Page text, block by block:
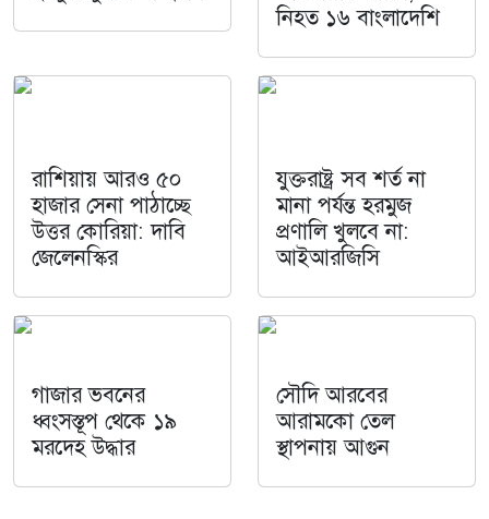
নিহত ১৬ বাংলাদেশি
রাশিয়ায় আরও ৫০
হাজার সেনা পাঠাচ্ছে
উত্তর কোরিয়া: দাবি
জেলেনস্কির
যুক্তরাষ্ট্র সব শর্ত না
মানা পর্যন্ত হরমুজ
প্রণালি খুলবে না:
আইআরজিসি
গাজার ভবনের
ধ্বংসস্তূপ থেকে ১৯
মরদেহ উদ্ধার
সৌদি আরবের
আরামকো তেল
স্থাপনায় আগুন